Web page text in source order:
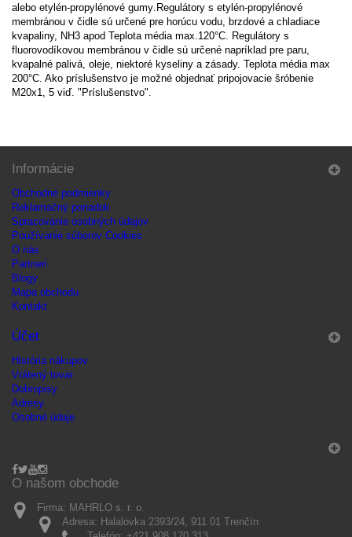
alebo etylén-propylénové gumy .Regulátory s etylén-propylénové
membránou v čidle sú určené pre horúcu vodu, brzdové a chladiace
kvapaliny, NH3 apod Teplota média max.120°C. Regulátory s
fluorovodíkovou membránou v čidle sú určené napríklad pre paru,
kvapalné palivá, oleje, niektoré kyseliny a zásady. Teplota média max
200°C. Ako príslušenstvo je možné objednať pripojovacie šróbenie
M20x1, 5 viď. "Príslušenstvo".
Informácie
Obchodné podmienky
Reklamačný poriadok
Spracovanie osobných údajov
Používanie súborov Cookies
O nás
Partneri
Blogy
Mapa obchodu
Kontakt
Účet
História nákupov
Vrátený tovar
Dobropisy
Adresy
Osobné údaje
O našom obchode
Firma: MAHRLO s. r. o.
Adresa: Halalovka 2393/24, 911 01 Trenčín